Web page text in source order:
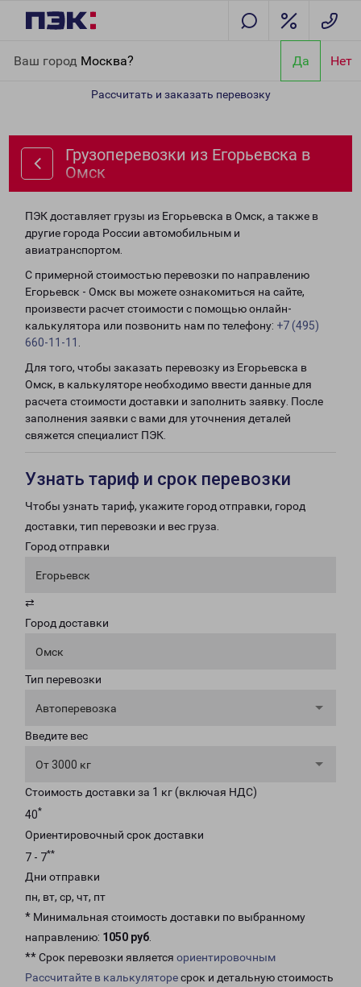
Ваш город Москва? Да Нет
Рассчитать и заказать перевозку
Грузоперевозки из Егорьевска в
Омск
ПЭК доставляет грузы из Егорьевска в Омск, а также в
другие города России автомобильным и
авиатранспортом.
С примерной стоимостью перевозки по направлению
Егорьевск - Омск вы можете ознакомиться на сайте,
произвести расчет стоимости с помощью онлайн-
калькулятора или позвонить нам по телефону: +7 (495)
660-11-11
Для того, чтобы заказать перевозку из Егорьевска в
Омск, в калькуляторе необходимо ввести данные для
расчета стоимости доставки и заполнить заявку. После
заполнения заявки с вами для уточнения деталей
свяжется специалист ПЭК.
Узнать тариф и срок перевозки
Чтобы узнать тариф, укажите город отправки, город
доставки, тип перевозки и вес груза.
Город отправки
Егорьевск
⇄
Город доставки
Омск
Тип перевозки
Автоперевозка
Введите вес
От 3000 кг
Стоимость доставки за 1 кг (включая НДС)
40*
Ориентировочный срок доставки
7 - 7**
Дни отправки
пн, вт, ср, чт, пт
* Минимальная стоимость доставки по выбранному
направлению: 1050 руб.
** Срок перевозки является ориентировочным
Рассчитайте в калькуляторесрок и детальную стоимость